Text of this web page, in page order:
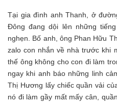
Tại gia đình anh Thanh, ở
Đông đang dội lên những
nghẹn. Bố anh, ông Phan Hữu
zalo con nhắn về nhà trước khi
thế ông không cho con đi làm
ngay khi anh báo những linh
Thị Hương lấy chiếc quần vải
nó đi làm gầy mất mấy cân,